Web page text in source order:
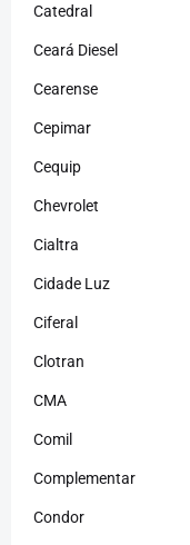
Catedral
Ceará Diesel
Cearense
Cepimar
Cequip
Chevrolet
Cialtra
Cidade Luz
Ciferal
Clotran
CMA
Comil
Complementar
Condor